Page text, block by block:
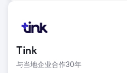
Tink
与当地企业合作30年